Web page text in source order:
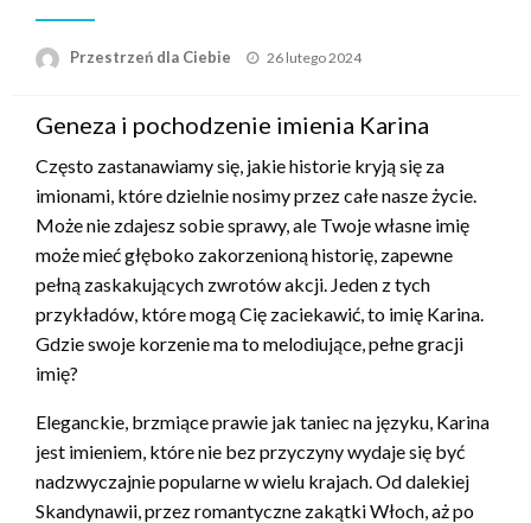
Przestrzeń dla Ciebie Napisano
26 lutego 2024
Geneza i pochodzenie imienia Karina
Często zastanawiamy się, jakie historie kryją się za
imionami, które dzielnie nosimy przez całe nasze życie.
Może nie zdajesz sobie sprawy, ale Twoje własne imię
może mieć głęboko zakorzenioną historię, zapewne
pełną zaskakujących zwrotów akcji. Jeden z tych
przykładów, które mogą Cię zaciekawić, to imię Karina.
Gdzie swoje korzenie ma to melodiujące, pełne gracji
imię?
Eleganckie, brzmiące prawie jak taniec na języku, Karina
jest imieniem, które nie bez przyczyny wydaje się być
nadzwyczajnie popularne w wielu krajach. Od dalekiej
Skandynawii, przez romantyczne zakątki Włoch, aż po